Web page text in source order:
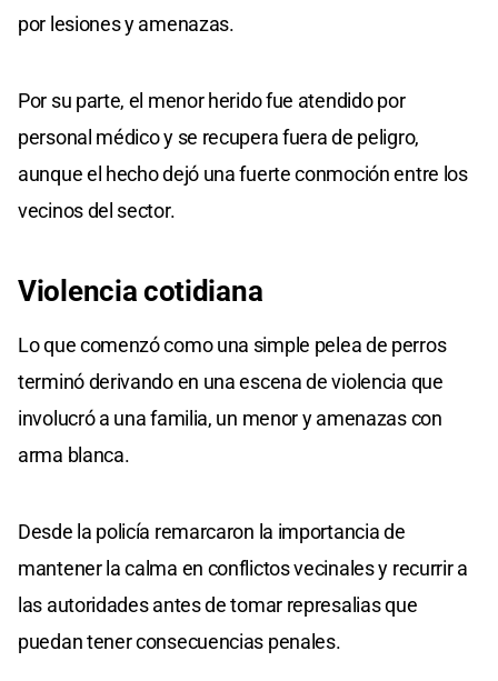
por lesiones y amenazas.
Por su parte, el menor herido fue atendido por
personal médico y se recupera fuera de peligro,
aunque el hecho dejó una fuerte conmoción entre los
vecinos del sector.
Violencia cotidiana
Lo que comenzó como una simple pelea de perros
terminó derivando en una escena de violencia que
involucró a una familia, un menor y amenazas con
arma blanca.
Desde la policía remarcaron la importancia de
mantener la calma en conflictos vecinales y recurrir a
las autoridades antes de tomar represalias que
puedan tener consecuencias penales.